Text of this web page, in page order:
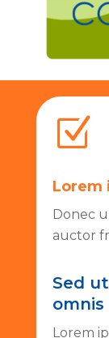
Z
Lorem
Donec
auctor
Sed
Lorem